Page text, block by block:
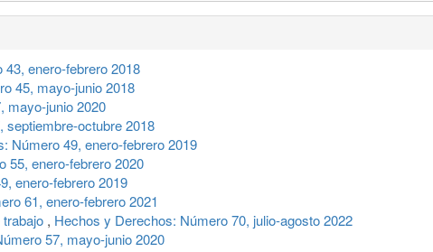
enero-febrero 2018
45, mayo-junio 2018
mayo-junio 2020
octubre 2018
Número 49, enero-febrero 2019
55, enero-febrero 2020
enero-febrero 2019
61, enero-febrero 2021
, Hechos y Derechos: Número 70, julio-agosto 2022
57, mayo-junio 2020